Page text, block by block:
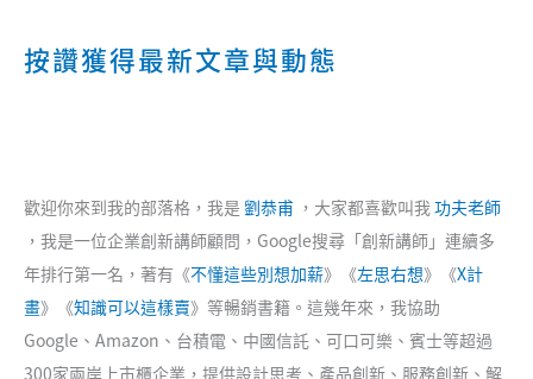
按讚獲得最新文章與動態
歡迎你來到我的部落格，我是 劉恭甫 ，大家都喜歡叫我功夫老師
，我是一位企業創新講師顧問，Google搜尋「創新講師」連續多
年排行第一名，著有《不懂這些別想加薪》《左思右想》《X計
畫》《知識可以這樣賣》等暢銷書籍。這幾年來，我協助
Google、Amazon、台積電、中國信託、可口可樂、賓士等超過
300家兩岸上市櫃企業，提供設計思考、產品創新、服務創新、解